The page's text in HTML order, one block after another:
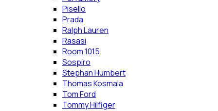
Pisello
Prada
Ralph Lauren
Rasasi
Room 1015
Sospiro
Stephan Humbert
Thomas Kosmala
Tom Ford
Tommy Hilfiger